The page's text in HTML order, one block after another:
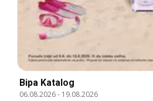
Bipa Katalog
06.08.2026- 19.08.2026